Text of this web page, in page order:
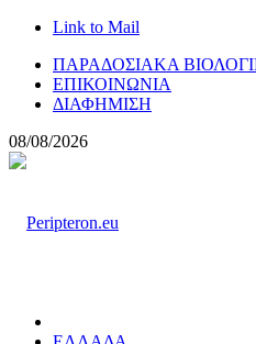
Link to Mail
ΠΑΡΑΔΟΣΙΑΚΑ
ΕΠΙΚΟΙΝΩΝΙΑ
ΔΙΑΦΗΜΙΣΗ
08/08/2026